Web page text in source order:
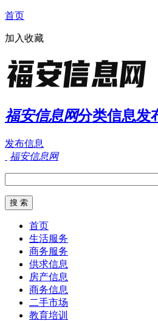
首页
加入收藏
福安信息网分类信息发
发布信息
福安信息网
首页
生活服务
商务服务
供求信息
房产信息
商务信息
二手市场
教育培训